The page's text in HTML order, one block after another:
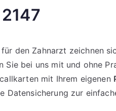
den Zahnarzt zeichnen
Sie bei uns mit und ohne
mit Ihrem eigenen
Datensicherung zur